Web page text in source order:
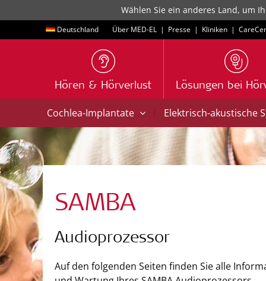
Wählen Sie ein anderes Land, um
Deutschland Über MED-EL | Presse | Kliniken |
Hören & Hörverlust Lösungen bei
Cochlea-Implantate | Elektrisch-akustische
SAMBA
Audioprozessor
Auf den folgenden Seiten finden Sie alle